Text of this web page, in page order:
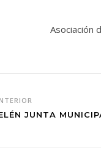
Asociación
JUNTA